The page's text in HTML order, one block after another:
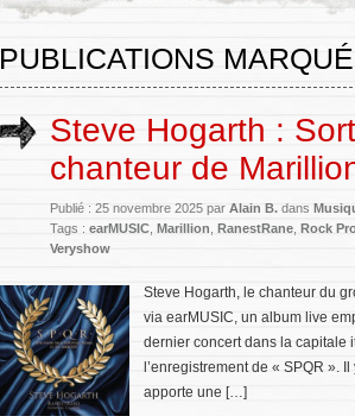
PUBLICATIONS
Steve Hogarth :
chanteur de
Publié : 25 novembre 2025 par Alain B. dans
Tags : earMUSIC Marillion RanestRane Rock
Veryshow
Steve Hogarth, le chanteur du
via earMUSIC, un album live
dernier concert dans la capitale
l’enregistrement de « SPQR ».
apporte une […]